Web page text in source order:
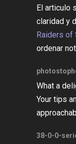
El articulo
claridad y
Raiders of
ordenar
What a
Your tips
38-0-0-